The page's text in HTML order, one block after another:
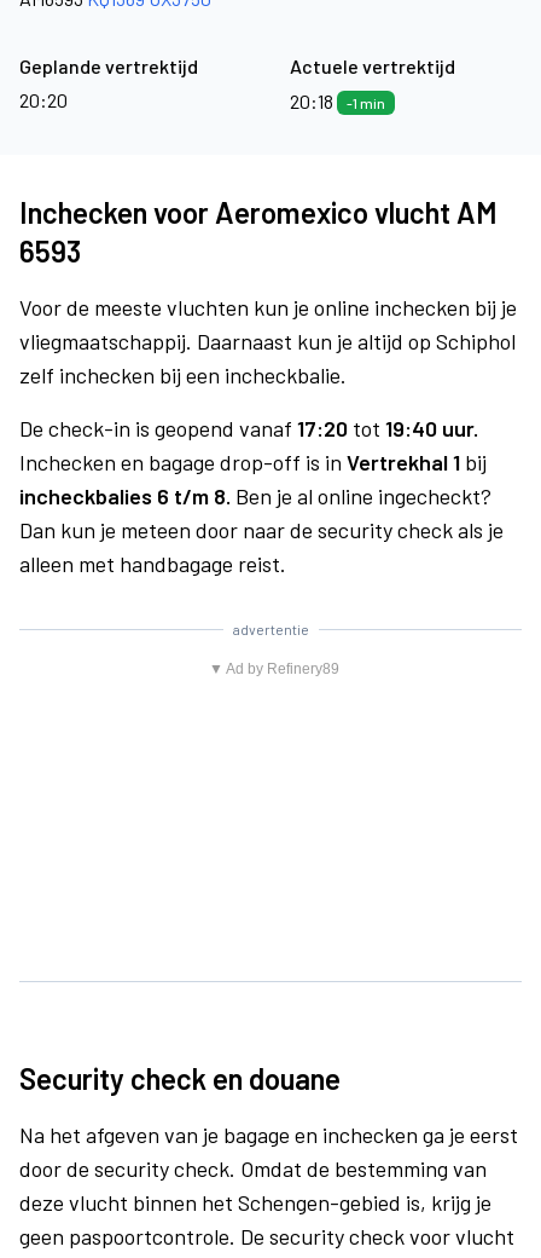
Geplande vertrektijd
20:20
Actuele vertrektijd
20:18
-1 min
Inchecken voor Aeromexico vlucht AM
6593
Voor de meeste vluchten kun je online inchecken bij je
vliegmaatschappij. Daarnaast kun je altijd op Schiphol
zelf inchecken bij een incheckbalie.
De check-in is geopend vanaf 17:20 tot 19:40 uur.
Inchecken en bagage drop-off is in Vertrekhal 1 bij
incheckbalies 6 t/m 8. Ben je al online ingecheckt?
Dan kun je meteen door naar de security check als je
alleen met handbagage reist.
advertentie
▼ Ad by Refinery89
Security check en douane
Na het afgeven van je bagage en inchecken ga je eerst
door de security check. Omdat de bestemming van
deze vlucht binnen het Schengen-gebied is, krijg je
geen paspoortcontrole. De security check voor vlucht